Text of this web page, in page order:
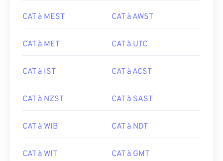
CAT à MEST CAT à AWST
CAT à MET CAT à UTC
CAT à IST CAT à ACST
CAT à NZST CAT à SAST
CAT à WIB CAT à NDT
CAT à WIT CAT à GMT